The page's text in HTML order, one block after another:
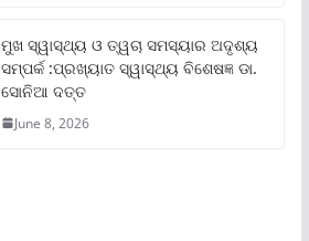
ମୁଖ ସ୍ୱାସ୍ଥ୍ୟ ଓ ତ୍ୱଚା ସମସ୍ୟାର ଅଦୃଶ୍ୟ
ସମ୍ପର୍କ :ପ୍ରଖ୍ୟାତ ସ୍ୱାସ୍ଥ୍ୟ ବିଶେଷଜ୍ଞ ଡା.
ସୋନିଆ ଦତ୍ତ
June 8, 2026